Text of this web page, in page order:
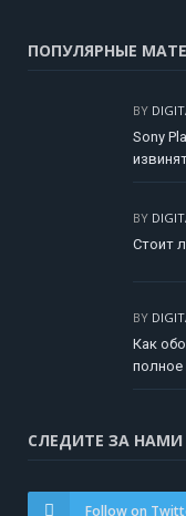
ПОПУЛЯРНЫЕ
BY
Sony
BY
Стоит
BY
Как
полное
СЛЕДИТЕ ЗА НАМИ
Follow on